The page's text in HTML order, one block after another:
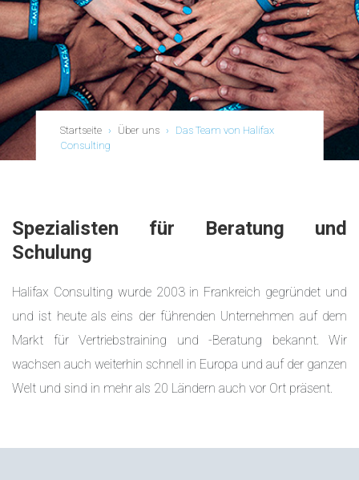
Startseite › Über uns ›
Das Team von Halifax
Consulting
Spezialisten für Beratung und
Schulung
Halifax Consulting wurde 2003 in Frankreich gegründet und
und ist heute als eins der führenden Unternehmen auf dem
Markt für Vertriebstraining und -Beratung bekannt. Wir
wachsen auch weiterhin schnell in Europa und auf der ganzen
Welt und sind in mehr als 20 Ländern auch vor Ort präsent.